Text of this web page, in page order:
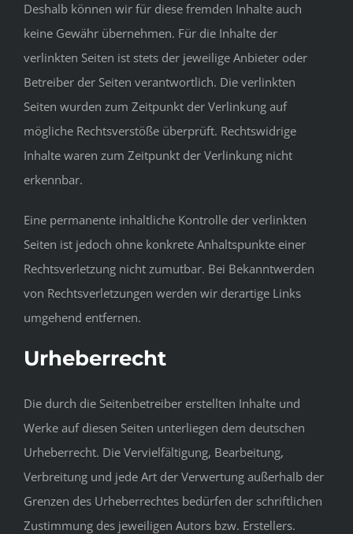
Deshalb können wir für diese fremden Inhalte auch
keine Gewähr übernehmen. Für die Inhalte der
verlinkten Seiten ist stets der jeweilige Anbieter oder
Betreiber der Seiten verantwortlich. Die verlinkten
Seiten wurden zum Zeitpunkt der Verlinkung auf
mögliche Rechtsverstöße überprüft. Rechtswidrige
Inhalte waren zum Zeitpunkt der Verlinkung nicht
erkennbar.
Eine permanente inhaltliche Kontrolle der verlinkten
Seiten ist jedoch ohne konkrete Anhaltspunkte einer
Rechtsverletzung nicht zumutbar. Bei Bekanntwerden
von Rechtsverletzungen werden wir derartige Links
umgehend entfernen.
Urheberrecht
Die durch die Seitenbetreiber erstellten Inhalte und
Werke auf diesen Seiten unterliegen dem deutschen
Urheberrecht. Die Vervielfältigung, Bearbeitung,
Verbreitung und jede Art der Verwertung außerhalb der
Grenzen des Urheberrechtes bedürfen der schriftlichen
Zustimmung des jeweiligen Autors bzw. Erstellers.